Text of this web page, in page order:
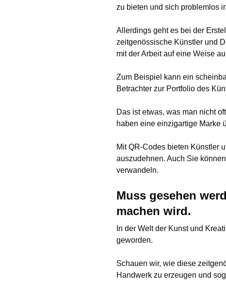
zu bieten und sich problemlos
Allerdings geht es bei der
zeitgenössische Künstler und
mit der Arbeit auf eine Weise
Zum Beispiel kann ein
Betrachter zur Portfolio des
Das ist etwas, was man nicht
haben eine einzigartige Marke
Mit QR-Codes bieten Künstler
auszudehnen. Auch Sie
verwandeln.
Muss gesehen
machen wird.
In der Welt der Kunst und
geworden.
Schauen wir, wie diese
Handwerk zu erzeugen und